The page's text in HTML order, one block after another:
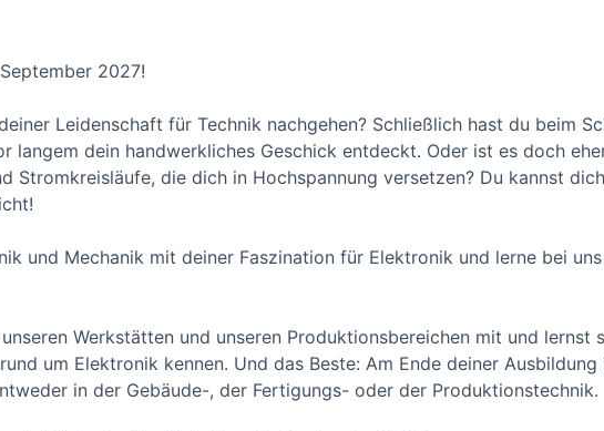
2027!
Leidenschaft für Technik nachgehen? Schließlich hast du beim
langem dein handwerkliches Geschick entdeckt. Oder ist es doch
Stromkreisläufe, die dich in Hochspannung versetzen? Du kannst
und Mechanik mit deiner Faszination für Elektronik und lerne bei
Werkstätten und unseren Produktionsbereichen mit und lernst
um Elektronik kennen. Und das Beste: Am Ende deiner Ausbildung
in der Gebäude-, der Fertigungs- oder der Produktionstechnik.